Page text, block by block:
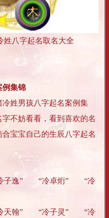
姓八字起名取名大全
例集锦
冷姓男孩八字起名案例集
不妨看看，看到喜欢的名
宝宝自己的生辰八字起名
子逸” “冷卓烆” “冷
天翰” “冷子灵” “冷